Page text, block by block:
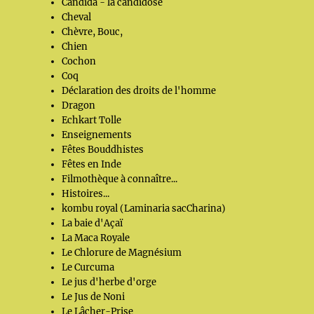
Candida - la candidose
Cheval
Chèvre, Bouc,
Chien
Cochon
Coq
Déclaration des droits de l'homme
Dragon
Echkart Tolle
Enseignements
Fêtes Bouddhistes
Fêtes en Inde
Filmothèque à connaître...
Histoires...
kombu royal (Laminaria sacCharina)
La baie d'Açaï
La Maca Royale
Le Chlorure de Magnésium
Le Curcuma
Le jus d'herbe d'orge
Le Jus de Noni
Le Lâcher-Prise